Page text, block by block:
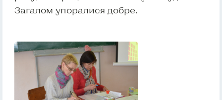
Загалом упоралися добре.